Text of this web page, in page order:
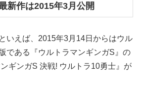
新作は2015年3月公開
いえば、2015年3月14日からはウル
である『ウルトラマンギンガS』の
ンギンガS 決戦! ウルトラ10勇士』が